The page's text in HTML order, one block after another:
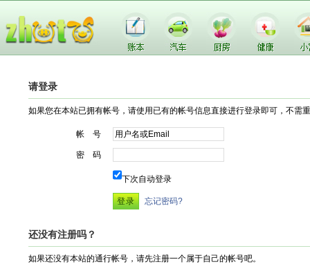
请登录
如果您在本站已拥有帐号，请使用已有的帐号信息直接进行登录即可，不需
帐 号
密 码
下次自动登录
忘记密码?
还没有注册吗？
如果还没有本站的通行帐号，请先注册一个属于自己的帐号吧。